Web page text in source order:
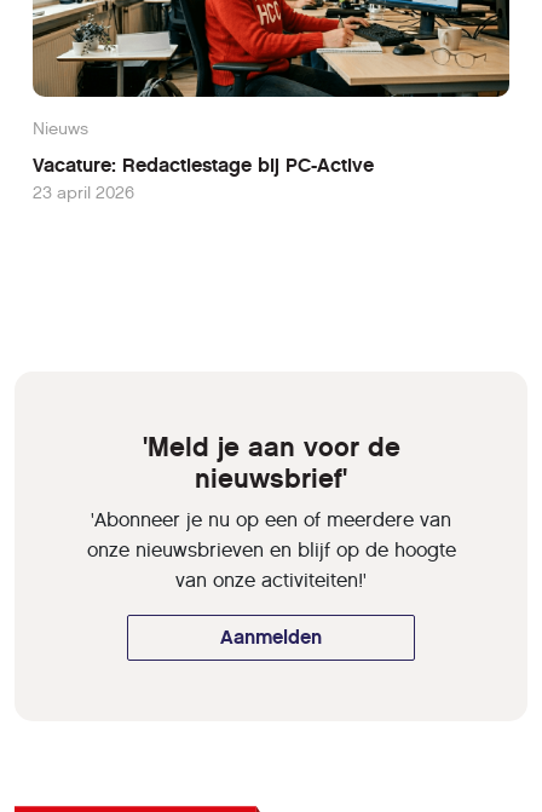
Nieuws
Vacature: Redactiestage bij PC-Active
23 april 2026
'Meld je aan voor de
nieuwsbrief'
'Abonneer je nu op een of meerdere van
onze nieuwsbrieven en blijf op de hoogte
van onze activiteiten!'
Aanmelden